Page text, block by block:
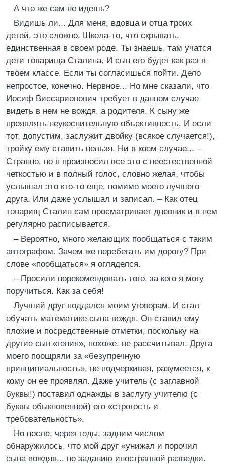
А что же сам не идешь?
Видишь ли... Для меня, вдовца и отца троих
детей, это сложно. Школа-то, что скрывать,
единственная в своем роде. Ты знаешь, там учатся
дети товарища Сталина. И сын его будет как раз в
твоем классе. Если ты согласишься пойти. Дело
непростое, конечно. Нервное... Но мне сказали, что
Иосиф Виссарионович требует в данном случае
видеть в нем не вождя, а родителя. К сыну же
проявлять неукоснительную объективность. И если
тот, допустим, заслужит двойку (всякое случается!),
тройку ему ставить нельзя. Ни в коем случае... –
Странно, но я произносил все это с неестественной
четкостью и в полный голос, словно желая, чтобы
услышал это кто-то еще, помимо моего лучшего
друга. Или даже услышал и записал. – Как отец
товарищ Сталин сам просматривает дневник и в нем
регулярно расписывается.
– Вероятно, много желающих пообщаться с таким
автографом. Зачем же перебегать им дорогу? При
слове «пообщаться» я огляделся.
– Просили порекомендовать того, за кого я могу
поручиться. Как за себя!
Лучший друг поддался моим уговорам. И стал
обучать математике сына вождя. Он ставил ему
плохие и посредственные отметки, поскольку на
другие сын «гения», похоже, не рассчитывал. Друга
моего поощряли за «безупречную
принципиальность», не подчеркивая, разумеется, к
кому он ее проявлял. Даже учитель (с заглавной
буквы!) поставил однажды в заслугу учителю (с
буквы обыкновенной) его «строгость и
требовательность».
Но после, через годы, задним числом
обнаружилось, что мой друг «унижал и порочил
сына вождя»... по заданию иностранной разведки.